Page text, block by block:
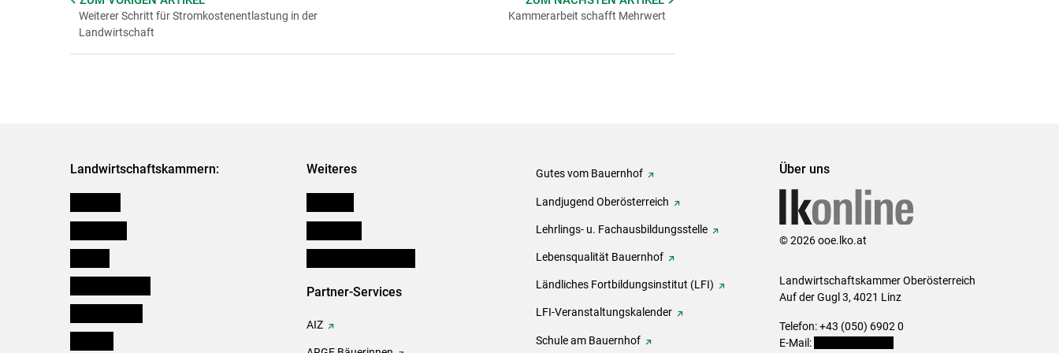
Weiterer Schritt für Stromkostenentlastung in der
Landwirtschaft
Kammerarbeit schafft Mehrwert
Landwirtschaftskammern: Weiteres
Partner-Services
AIZ
Gutes vom Bauernhof
Landjugend Oberösterreich
Lehrlings- u. Fachausbildungsstelle
Lebensqualität Bauernhof
Ländliches Fortbildungsinstitut (LFI)
LFI-Veranstaltungskalender
Schule am Bauernhof
Über uns
© 2026 ooe.lko.at
Landwirtschaftskammer Oberösterreich
Auf der Gugl 3, 4021 Linz
Telefon: +43 (050) 6902 0
E-Mail: